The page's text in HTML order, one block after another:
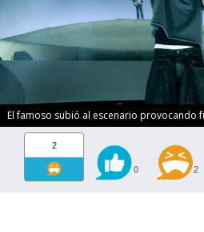
El famoso subió al escenario provocando
2
0 2